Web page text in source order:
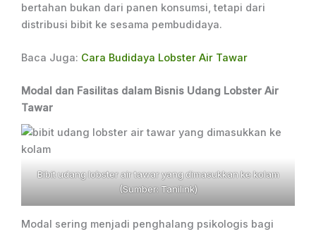
bertahan bukan dari panen konsumsi, tetapi dari
distribusi bibit ke sesama pembudidaya.
Baca Juga: Cara Budidaya Lobster Air Tawar
Modal dan Fasilitas dalam Bisnis Udang Lobster Air
Tawar
Bibit udang lobster air tawar yang dimasukkan ke kolam
(Sumber: Tanilink)
Modal sering menjadi penghalang psikologis bagi